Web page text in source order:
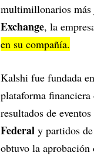
multimillonarios más
Exchange, la
en su compañía.
Kalshi fue fundada
plataforma
resultados de
Federal y partidos
obtuvo la aprobación